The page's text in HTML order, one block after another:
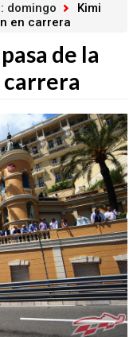
domingo
Kimi
en carrera
de la
carrera